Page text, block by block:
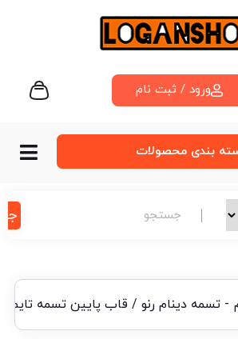
ورود / ثبت نام
بندی محصولات
- تسمه دینام رنو/ قاب پایین تسمه تایم